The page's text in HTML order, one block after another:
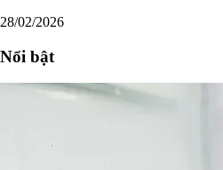
28/02/2026
Nổi bật